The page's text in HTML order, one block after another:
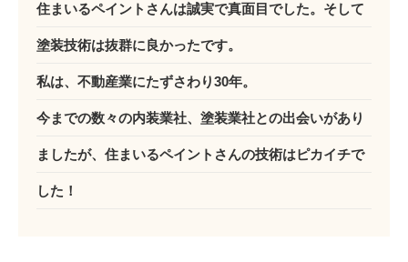
住まいるペイントさんは誠実で真面目でした。そして
塗装技術は抜群に良かったです。
私は、不動産業にたずさわり30年。
今までの数々の内装業社、塗装業社との出会いがあり
ましたが、住まいるペイントさんの技術はピカイチで
した！